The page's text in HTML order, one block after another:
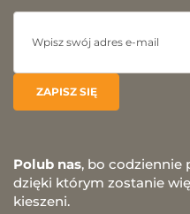
Polub nas, bo codziennie
dzięki którym zostanie
kieszeni.